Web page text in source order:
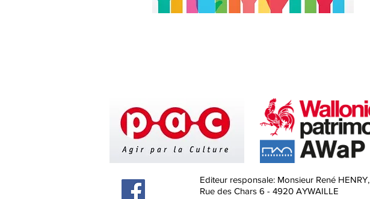
Editeur responsale: Monsieur René HENRY,
Rue des Chars 6 - 4920 AYWAILLE